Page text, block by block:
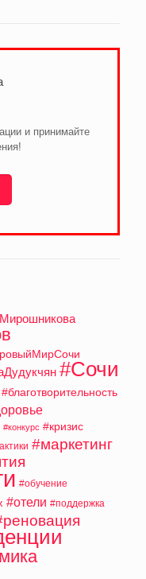
и принимайте
#Сочи
#благотворительность
#конкурс #кризис
#маркетинг
#обучение
#отели #поддержка